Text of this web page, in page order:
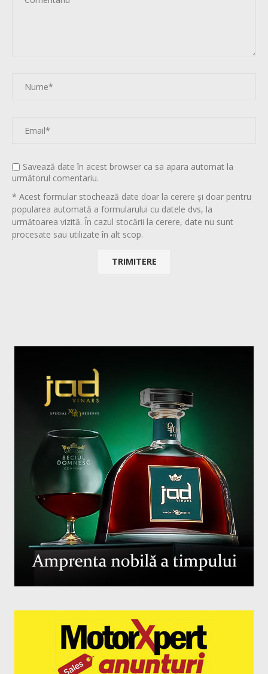
Savează date în acest browser ca sa apara automat la
următorul comentariu.
* Acest formular stochează date doar la cerere și doar pentru
popularea automată a formularului cu datele dvs, la
următoarea vizită. În cazul stocării la cerere, date nu sunt
procesate sau utilizate în alt scop.